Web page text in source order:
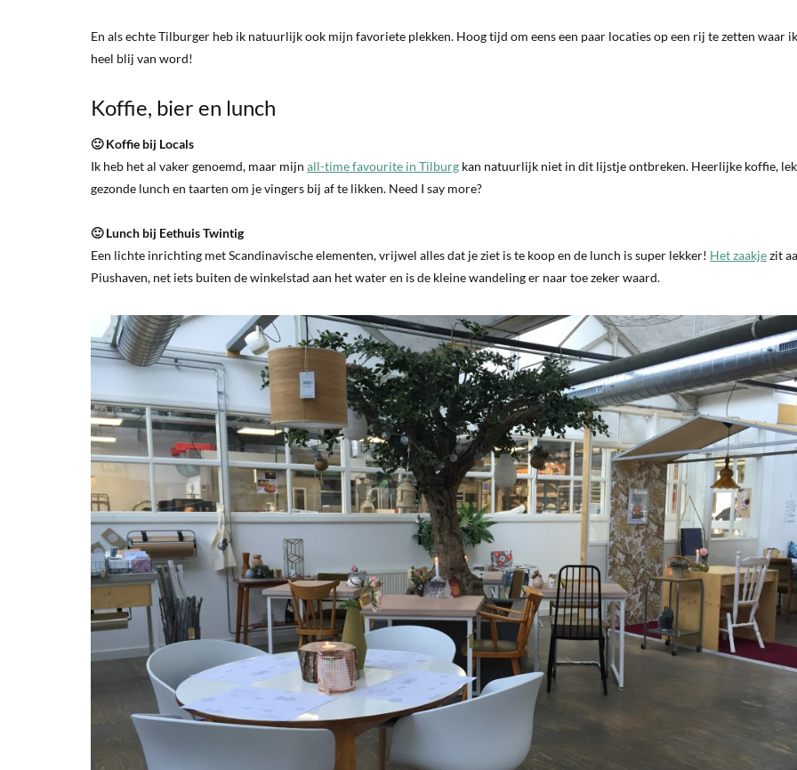
En als echte Tilburger heb ik natuurlijk ook mijn favoriete plekken. Hoog tijd om eens een paar locaties op een rij te zetten waar
heel blij van word!
Koffie, bier en lunch
🙂 Koffie bij Locals
Ik heb het al vaker genoemd, maar mijn all-time favourite in Tilburg kan natuurlijk niet in dit lijstje ontbreken. Heerlijke koffie,
gezonde lunch en taarten om je vingers bij af te likken. Need I say more?
🙂 Lunch bij Eethuis Twintig
Een lichte inrichting met Scandinavische elementen, vrijwel alles dat je ziet is te koop en de lunch is super lekker! Het zaakjezit
Piushaven, net iets buiten de winkelstad aan het water en is de kleine wandeling er naar toe zeker waard.